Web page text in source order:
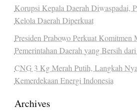
Korupsi Kepala Daerah Diwaspadai,
Kelola Daerah Diperkuat
Presiden Prabowo Perkuat Komitmen
Pemerintahan Daerah yang Bersih
CNG 3 Kg Merah Putih, Langkah
Kemerdekaan Energi Indonesia
Archives